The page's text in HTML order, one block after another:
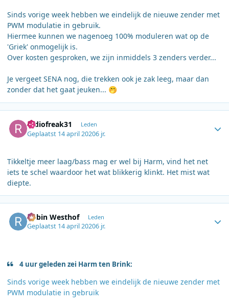
Sinds vorige week hebben we eindelijk de nieuwe zender met
PWM modulatie in gebruik.
Hiermee kunnen we nagenoeg 100% moduleren wat op de
'Griek' onmogelijk is.
Over kosten gesproken, we zijn inmiddels 3 zenders verder...
Je vergeet SENA nog, die trekken ook je zak leeg, maar dan
zonder dat het gaat jeuken... 🤭
radiofreak31 Leden
Geplaatst 14 april 20206 jr.
Tikkeltje meer laag/bass mag er wel bij Harm, vind het net
iets te schel waardoor het wat blikkerig klinkt. Het mist wat
diepte.
Robin Westhof Leden
Geplaatst 14 april 20206 jr.
4 uur geleden zei Harm ten Brink:
Sinds vorige week hebben we eindelijk de nieuwe zender met
PWM modulatie in gebruik